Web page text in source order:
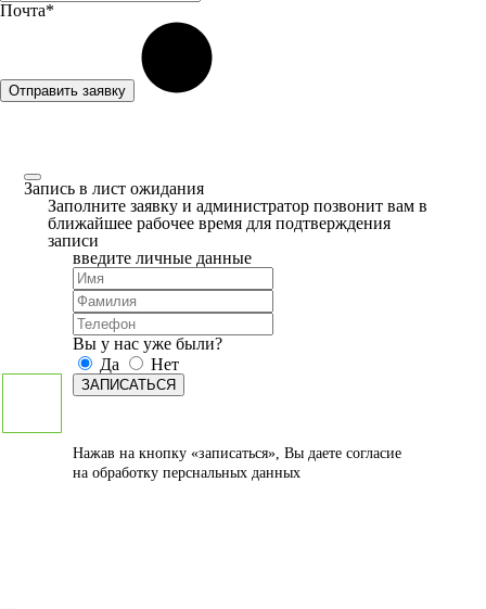
Почта*
Отправить заявку
Запись в лист ожидания
Заполните заявку и администратор позвонит вам в
ближайшее рабочее время для подтверждения
записи
введите личные данные
Вы у нас уже были?
Да
Нет
ЗАПИСАТЬСЯ
Нажав на кнопку «записаться», Вы даете согласие
на обработку перснальных данных